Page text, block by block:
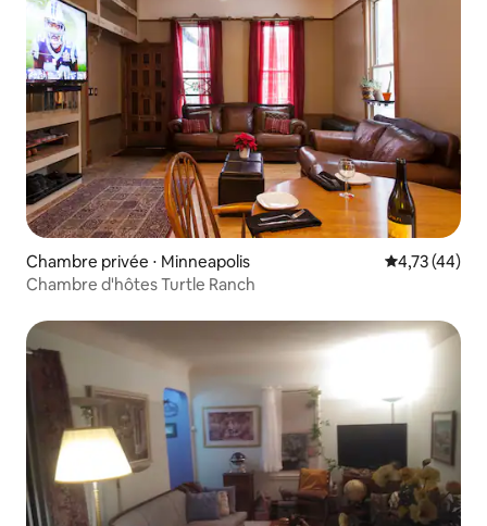
Chambre privée ⋅ Minneapolis Évaluation
4,73 (44)
Chambre d'hôtes Turtle Ranch